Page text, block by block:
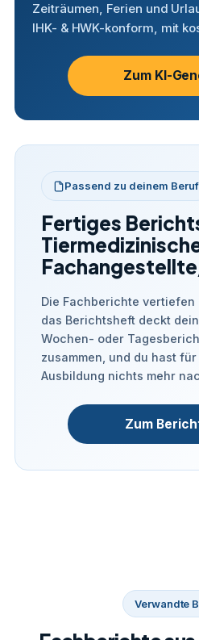
Zeiträumen, Ferien und
IHK- & HWK-konform, mit
Zum KI-
Passend zu deinem Beruf
Fertiges
Die Fachberichte vertiefen
das Berichtsheft deckt
Wochen- oder
zusammen, und du hast
Ausbildung nichts mehr
Zum
Verwandte